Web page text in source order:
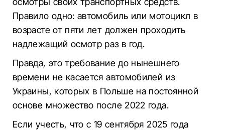
Правило одно: автомобиль или мотоцикл в
возрасте от пяти лет должен проходить
надлежащий осмотр раз в год.
Правда, это требование до нынешнего
времени не касается автомобилей из
Украины, которых в Польше на постоянной
основе множество после 2022 года.
Если учесть, что с 19 сентября 2025 года